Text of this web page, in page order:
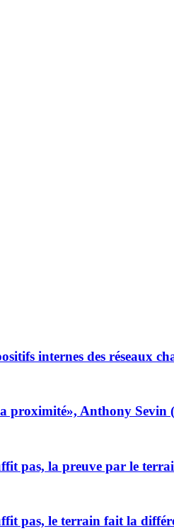
internes des réseaux
proximité», Anthony Sevin
pas, la preuve par le
pas, le terrain fait la